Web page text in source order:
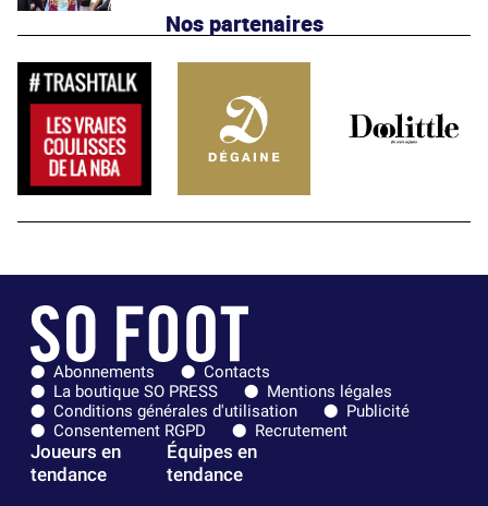
Nos partenaires
Abonnements
Contacts
La boutique SO PRESS
Mentions légales
Conditions générales d'utilisation
Publicité
Consentement RGPD
Recrutement
Joueurs en
tendance
Équipes en
tendance